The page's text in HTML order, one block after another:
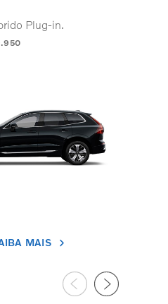
Plug-in.
MAIS